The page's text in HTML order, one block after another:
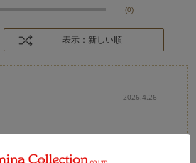
(0)
表示：新しい順
2026.4.26